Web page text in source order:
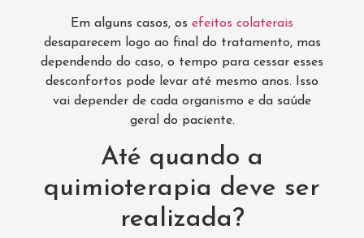
Em alguns casos, os efeitos colaterais
desaparecem logo ao final do tratamento, mas
dependendo do caso, o tempo para cessar esses
desconfortos pode levar até mesmo anos. Isso
vai depender de cada organismo e da saúde
geral do paciente.
Até quando a
quimioterapia deve ser
realizada?